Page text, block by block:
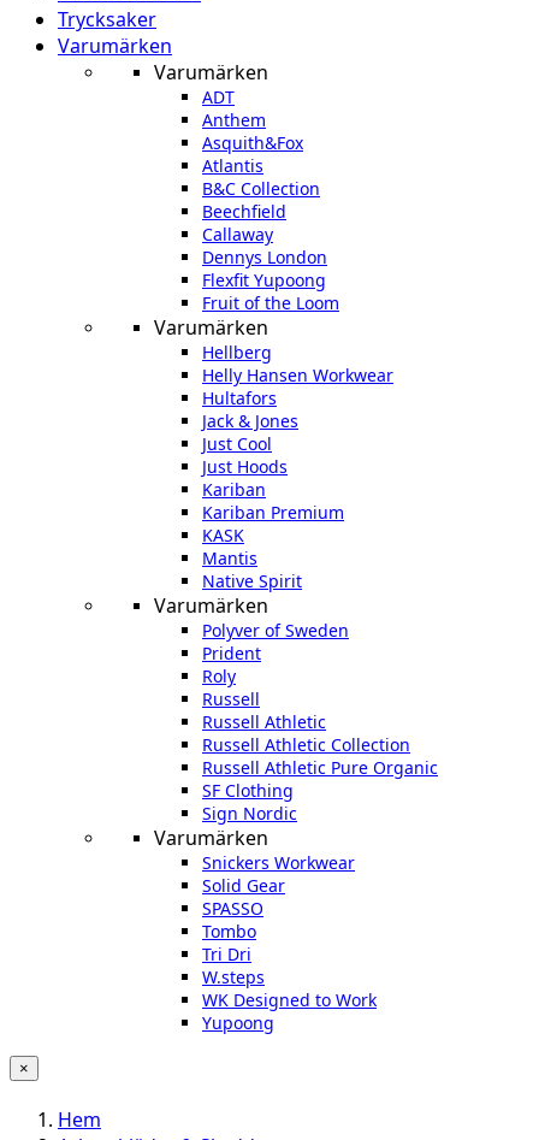
Trycksaker
Varumärken
Varumärken
ADT
Anthem
Asquith&Fox
Atlantis
B&C Collection
Beechfield
Callaway
Dennys London
Flexfit Yupoong
Fruit of the Loom
Varumärken
Hellberg
Helly Hansen Workwear
Hultafors
Jack & Jones
Just Cool
Just Hoods
Kariban
Kariban Premium
KASK
Mantis
Native Spirit
Varumärken
Polyver of Sweden
Prident
Roly
Russell
Russell Athletic
Russell Athletic Collection
Russell Athletic Pure Organic
SF Clothing
Sign Nordic
Varumärken
Snickers Workwear
Solid Gear
SPASSO
Tombo
Tri Dri
W.steps
WK Designed to Work
Yupoong
×
Hem